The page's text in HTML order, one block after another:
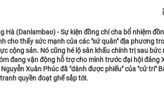
Hà (Danlambao) - Sự kiện đồng chí cha bổ nhiệm
cho thấy sức mạnh của các "sứ quân" địa phương
cộng sản. Nó cũng hé lộ sân khấu chính trị sau bức
đang vận động hỗ trợ cho mình trước đại hội đảng
Nguyễn Xuân Phúc đã "dành được phiếu" của "cử tri"
quyền đoạt ghế sắp tới.